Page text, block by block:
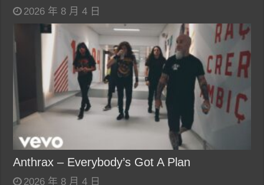
2026 年 8 月 4 日
Anthrax – Everybody’s Got A Plan
2026 年 8 月 4 日